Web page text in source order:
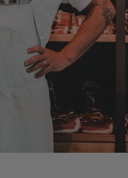
sehr gut durch die
mir wünschen
Meistens sind es
und brauche nicht so
Lesen